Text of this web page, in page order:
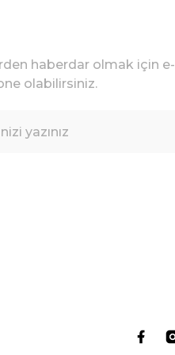
haberdar olmak için e-
olabilirsiniz.